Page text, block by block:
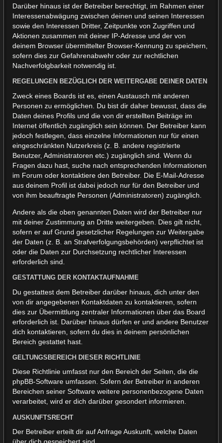
Darüber hinaus ist der Betreiber berechtigt, im Rahmen einer
Interessenabwägung zwischen deinen und seinen Interessen
sowie den Interessen Dritter, Zeitpunkte von Zugriffen und
Aktionen zusammen mit deiner IP-Adresse und der von
deinem Browser übermittelter Browser-Kennung zu speichern,
sofern dies zur Gefahrenabwehr oder zur rechtlichen
Nachverfolgbarkeit notwendig ist.
REGELUNGEN BEZÜGLICH DER WEITERGABE DEINER DATEN
Zweck eines Boards ist es, einen Austausch mit anderen
Personen zu ermöglichen. Du bist dir daher bewusst, dass die
Daten deines Profils und die von dir erstellten Beiträge im
Internet öffentlich zugänglich sein können. Der Betreiber kann
jedoch festlegen, dass einzelne Informationen nur für einen
eingeschränkten Nutzerkreis (z. B. andere registrierte
Benutzer, Administratoren etc.) zugänglich sind. Wenn du
Fragen dazu hast, suche nach entsprechenden Informationen
im Forum oder kontaktiere den Betreiber. Die E-Mail-Adresse
aus deinem Profil ist dabei jedoch nur für den Betreiber und
von ihm beauftragte Personen (Administratoren) zugänglich.
Andere als die oben genannten Daten wird der Betreiber nur
mit deiner Zustimmung an Dritte weitergeben. Dies gilt nicht,
sofern er auf Grund gesetzlicher Regelungen zur Weitergabe
der Daten (z. B. an Strafverfolgungsbehörden) verpflichtet ist
oder die Daten zur Durchsetzung rechtlicher Interessen
erforderlich sind.
GESTATTUNG DER KONTAKTAUFNAHME
Du gestattest dem Betreiber darüber hinaus, dich unter den
von dir angegebenen Kontaktdaten zu kontaktieren, sofern
dies zur Übermittlung zentraler Informationen über das Board
erforderlich ist. Darüber hinaus dürfen er und andere Benutzer
dich kontaktieren, sofern du dies in deinem persönlichen
Bereich gestattet hast.
GELTUNGSBEREICH DIESER RICHTLINIE
Diese Richtlinie umfasst nur den Bereich der Seiten, die die
phpBB-Software umfassen. Sofern der Betreiber in anderen
Bereichen seiner Software weitere personenbezogene Daten
verarbeitet, wird er dich darüber gesondert informieren.
AUSKUNFTSRECHT
Der Betreiber erteilt dir auf Anfrage Auskunft, welche Daten